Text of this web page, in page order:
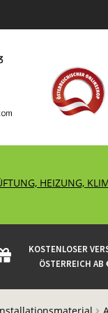
HEIZUNG,
KOSTENLOSER
ÖSTERREICH AB